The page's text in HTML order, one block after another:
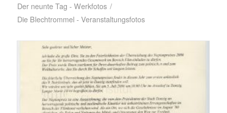
Der neunte Tag - Werkfotos /
Die Blechtrommel - Veranstaltungsfotos